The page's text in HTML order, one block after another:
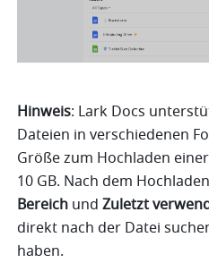
Hinweis: Lark Docs
Dateien in verschiedenen
Größe zum Hochladen
10 GB. Nach dem
Bereich und Zuletzt
direkt nach der Datei
haben.